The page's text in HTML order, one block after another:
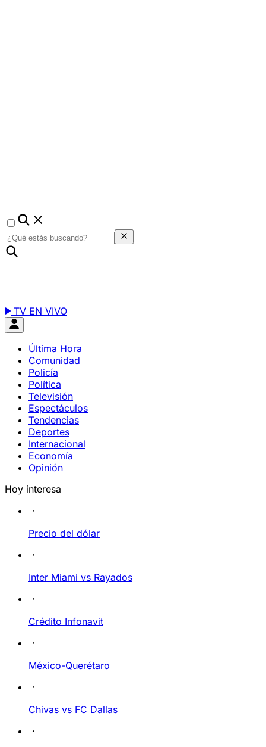
TV EN VIVO
Última Hora
Comunidad
Policía
Política
Televisión
Espectáculos
Tendencias
Deportes
Internacional
Economía
Opinión
Hoy interesa
Precio del dólar
Inter Miami vs Rayados
Crédito Infonavit
México-Querétaro
Chivas vs FC Dallas